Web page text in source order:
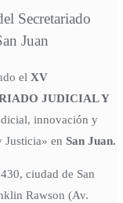
Secretariado
Juan
el XV
JUDICIAL Y
innovación y
Justicia» en San Juan.
ciudad de San
Rawson (Av.